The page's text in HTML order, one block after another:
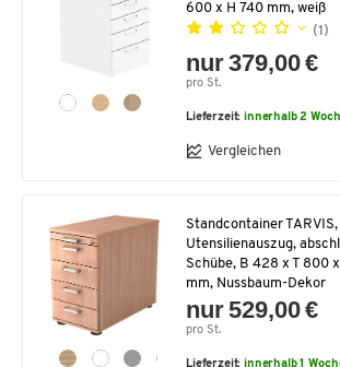
600 x H 740 mm, weiß
(1)
nur 379,00 €
pro St.
Lieferzeit:innerhalb 2
Vergleichen
Standcontainer TARVIS,
Utensilienauszug,
Schübe, B 428 x T 800
mm, Nussbaum-Dekor
nur 529,00 €
pro St.